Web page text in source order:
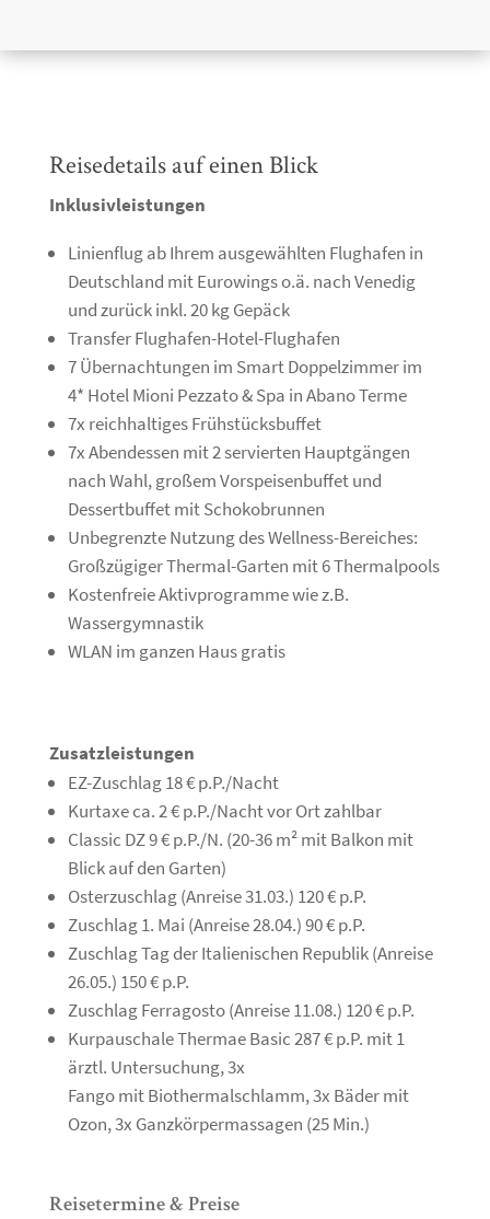
Reisedetails auf einen Blick
Inklusivleistungen
Linienflug ab Ihrem ausgewählten Flughafen in
Deutschland mit Eurowings o.ä. nach Venedig
und zurück inkl. 20 kg Gepäck
Transfer Flughafen-Hotel-Flughafen
7 Übernachtungen im Smart Doppelzimmer im
4* Hotel Mioni Pezzato & Spa in Abano Terme
7x reichhaltiges Frühstücksbuffet
7x Abendessen mit 2 servierten Hauptgängen
nach Wahl, großem Vorspeisenbuffet und
Dessertbuffet mit Schokobrunnen
Unbegrenzte Nutzung des Wellness-Bereiches:
Großzügiger Thermal-Garten mit 6 Thermalpools
Kostenfreie Aktivprogramme wie z.B.
Wassergymnastik
WLAN im ganzen Haus gratis
Zusatzleistungen
EZ-Zuschlag 18 € p.P./Nacht
Kurtaxe ca. 2 € p.P./Nacht vor Ort zahlbar
Classic DZ 9 € p.P./N. (20-36 m² mit Balkon mit
Blick auf den Garten)
Osterzuschlag (Anreise 31.03.) 120 € p.P.
Zuschlag 1. Mai (Anreise 28.04.) 90 € p.P.
Zuschlag Tag der Italienischen Republik (Anreise
26.05.) 150 € p.P.
Zuschlag Ferragosto (Anreise 11.08.) 120 € p.P.
Kurpauschale Thermae Basic 287 € p.P. mit 1
ärztl. Untersuchung, 3x
Fango mit Biothermalschlamm, 3x Bäder mit
Ozon, 3x Ganzkörpermassagen (25 Min.)
Reisetermine & Preise